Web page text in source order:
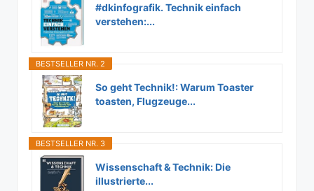
#dkinfografik. Technik einfach
verstehen:...
BESTSELLER NR. 2
So geht Technik!: Warum Toaster
toasten, Flugzeuge...
BESTSELLER NR. 3
Wissenschaft & Technik: Die
illustrierte...